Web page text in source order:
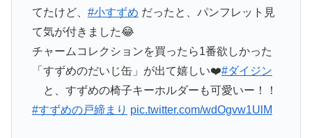
てたけど、 #小すずめ だったと、パンフレット見
て気が付きました😂
チャームコレクションを買ったら1番欲しかった
「すずめのだいじ缶」が出て嬉しい❤️#ダイジン
と、すずめの椅子キーホルダーも可愛いー！！
#すずめの戸締まり pic.twitter.com/wdOgvw1UlM